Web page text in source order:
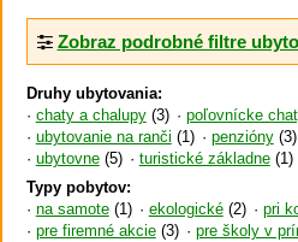
Zobraz podrobné filtre
Druhy ubytovania:
chaty a chalupy(3) poľovnícke
ubytovanie na ranči (1) penzióny(3)
ubytovne(5) turistické základne(1)
Typy pobytov:
na samote(1) ekologické(2) pri
pre firemné akcie(3) pre školy v